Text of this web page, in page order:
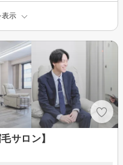
表示
サロン】